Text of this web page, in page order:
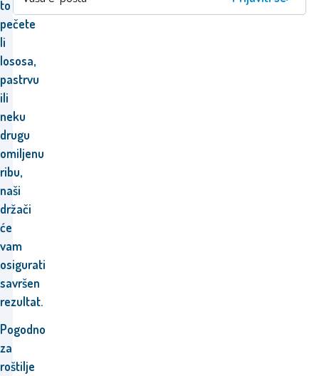
to
pečete
li
lososa,
pastrvu
ili
neku
drugu
omiljenu
ribu,
naši
držači
će
vam
osigurati
savršen
rezultat.
Pogodno
za
roštilje